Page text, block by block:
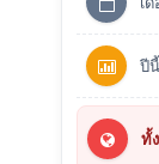
ปีนี้
ทั้